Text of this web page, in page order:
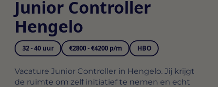
Junior Controller
Hengelo
32 - 40 uur €2800 - €4200 p/m HBO
Vacature Junior Controller in Hengelo. Jij krijgt
de ruimte om zelf initiatief te nemen en echt